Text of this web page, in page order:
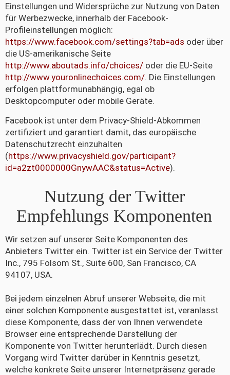
Einstellungen und Widersprüche zur Nutzung von Daten
für Werbezwecke, innerhalb der Facebook-
Profileinstellungen möglich:
https://www.facebook.com/settings?tab=ads oder über
die US-amerikanische Seite
http://www.aboutads.info/choices/ oder die EU-Seite
http://www.youronlinechoices.com/. Die Einstellungen
erfolgen plattformunabhängig, egal ob
Desktopcomputer oder mobile Geräte.
Facebook ist unter dem Privacy-Shield-Abkommen
zertifiziert und garantiert damit, das europäische
Datenschutzrecht einzuhalten
(https://www.privacyshield.gov/participant?
id=a2zt0000000GnywAAC&status=Active).
Nutzung der Twitter
Empfehlungs Komponenten
Wir setzen auf unserer Seite Komponenten des
Anbieters Twitter ein. Twitter ist ein Service der Twitter
Inc., 795 Folsom St., Suite 600, San Francisco, CA
94107, USA.
Bei jedem einzelnen Abruf unserer Webseite, die mit
einer solchen Komponente ausgestattet ist, veranlasst
diese Komponente, dass der von Ihnen verwendete
Browser eine entsprechende Darstellung der
Komponente von Twitter herunterlädt. Durch diesen
Vorgang wird Twitter darüber in Kenntnis gesetzt,
welche konkrete Seite unserer Internetpräsenz gerade